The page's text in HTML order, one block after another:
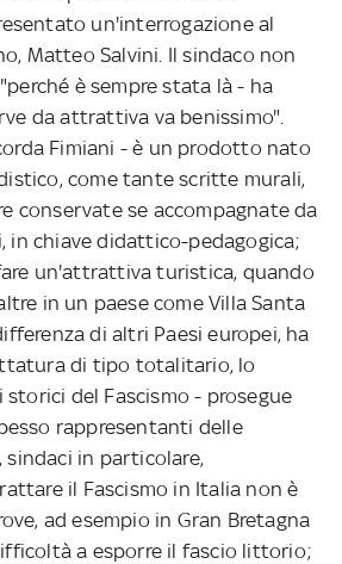
un'interrogazione al
Matteo Salvini. Il sindaco non
è sempre stata là - ha
da attrattiva va benissimo".
Fimiani - è un prodotto nato
come tante scritte murali,
conservate se accompagnate da
in chiave didattico-pedagogica;
un'attrattiva turistica, quando
in un paese come Villa Santa
di altri Paesi europei, ha
di tipo totalitario, lo
del Fascismo - prosegue
rappresentanti delle
in particolare,
il Fascismo in Italia non è
ad esempio in Gran Bretagna
a esporre il fascio littorio;